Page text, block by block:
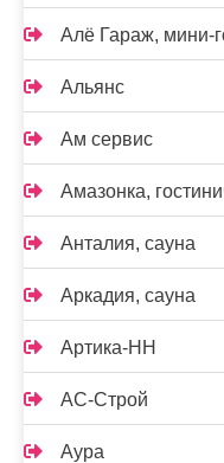
Алё Гараж, мини-
Альянс
Ам сервис
Амазонка,
Анталия, сауна
Аркадия, сауна
Артика-НН
АС-Строй
Аура